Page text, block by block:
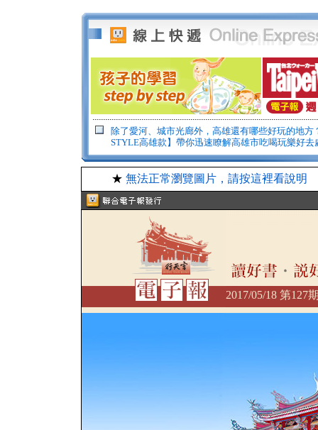
除了愛河、城市光廊外，高雄還有哪些好玩的地方
STYLE高雄款】帶你迅速瞭解高雄市吃喝玩樂好去
★ 無法正常瀏覽圖片，請按這裡看說明
2017/05/18 第